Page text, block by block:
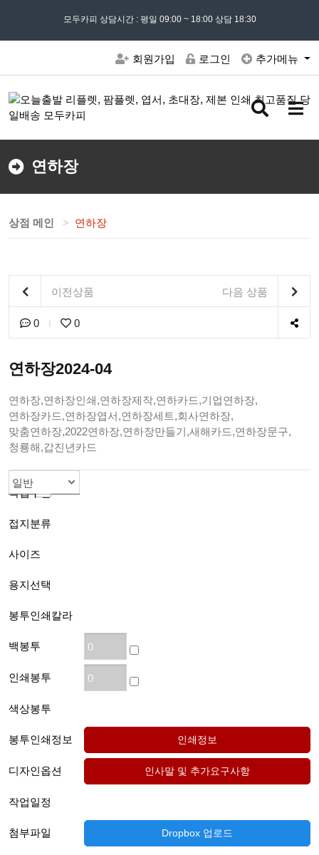
모든 문의는02) 302 - 7797및 ' 견적문의 ' 게시판을 이용해주세요
모두카피 상담시간 : 평일 09:00 ~ 18:00 상담 18:30
회원가입 로그인 추가메뉴
검
버
메
버
연하장
상점 메인 연하장
이전상품 다음 상품
0 0
연하장2024-04
연하장,연하장인쇄,연하장제작,연하카드,기업연하장,
연하장카드,연하장엽서,연하장세트,회사연하장,
맞춤연하장,2022연하장,연하장만들기,새해카드,연하장문구,
청룡해,갑진년카드
작업구분
초대장
접지분류
2단접지
사이즈
B(120mmx170mm)
용지선택
스노우지200g
봉투인쇄칼라
1도흑백인쇄
백봉투
인쇄봉투
색상봉투
색상봉투선택
봉투인쇄정보
디자인옵션
작업일정
일반
첨부파일 Dropbox 업로드